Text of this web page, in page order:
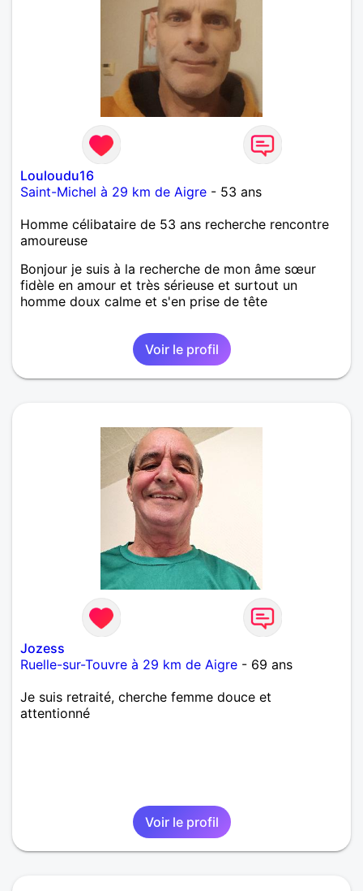
Louloudu16
Saint-Michel à 29 km de Aigre - 53 ans
Homme célibataire de 53 ans recherche rencontre
amoureuse
Bonjour je suis à la recherche de mon âme sœur
fidèle en amour et très sérieuse et surtout un
homme doux calme et s'en prise de tête
Voir le profil
Jozess
Ruelle-sur-Touvre à 29 km de Aigre - 69 ans
Je suis retraité, cherche femme douce et
attentionné
Voir le profil